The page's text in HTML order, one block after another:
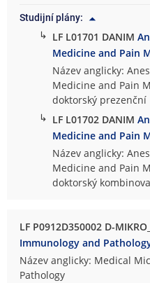
Studijní plány:
↳ LF L01701 DANIM
Medicine and Pain
Název anglicky:
Medicine and Pain
doktorský prezenční
↳ LF L01702 DANIM
Medicine and Pain
Název anglicky:
Medicine and Pain
doktorský
LF P0912D350002 D-
Immunology and
Název anglicky: Medical
Pathology